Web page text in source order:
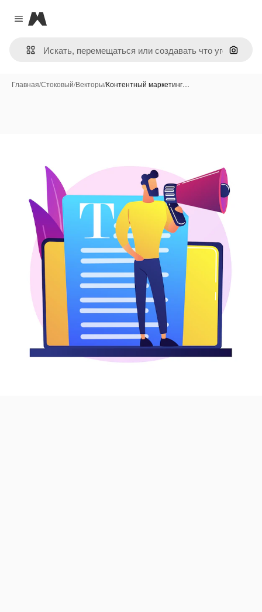
Close menu
Magnific
Поиск
Главная/Стоковый/Векторы/Контентный маркетинг…